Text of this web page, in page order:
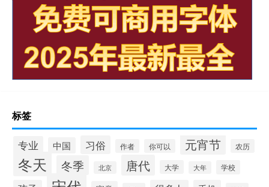
标签
专业 中国 习俗 作者 你可以 元宵节 农历
冬天 冬季 北京 唐代 大学 大年 学校